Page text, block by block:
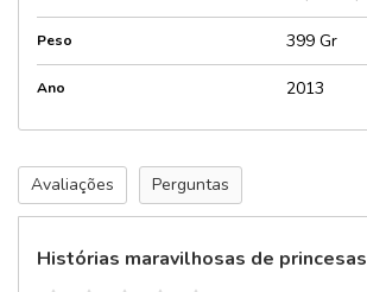
Peso 399 Gr
Ano 2013
Avaliações Perguntas
Histórias maravilhosas de princesas